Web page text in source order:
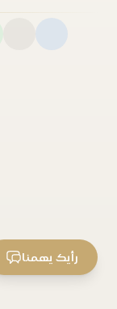
رأيك يهمنا